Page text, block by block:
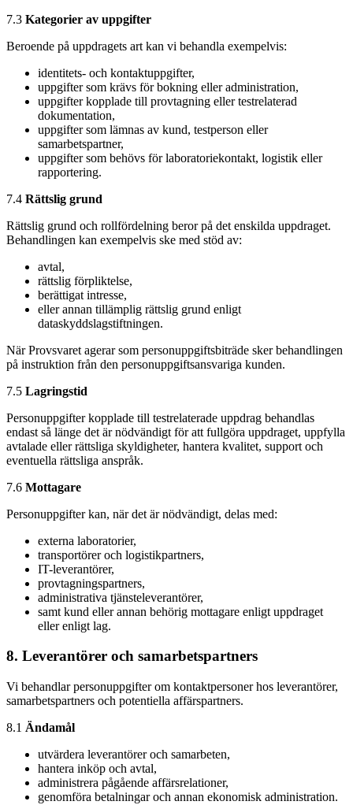
7.3 Kategorier av uppgifter
Beroende på uppdragets art kan vi behandla exempelvis:
identitets- och kontaktuppgifter,
uppgifter som krävs för bokning eller administration,
uppgifter kopplade till provtagning eller testrelaterad
dokumentation,
uppgifter som lämnas av kund, testperson eller
samarbetspartner,
uppgifter som behövs för laboratoriekontakt, logistik eller
rapportering.
7.4 Rättslig grund
Rättslig grund och rollfördelning beror på det enskilda uppdraget.
Behandlingen kan exempelvis ske med stöd av:
avtal,
rättslig förpliktelse,
berättigat intresse,
eller annan tillämplig rättslig grund enligt
dataskyddslagstiftningen.
När Provsvaret agerar som personuppgiftsbiträde sker behandlingen
på instruktion från den personuppgiftsansvariga kunden.
7.5 Lagringstid
Personuppgifter kopplade till testrelaterade uppdrag behandlas
endast så länge det är nödvändigt för att fullgöra uppdraget, uppfylla
avtalade eller rättsliga skyldigheter, hantera kvalitet, support och
eventuella rättsliga anspråk.
7.6 Mottagare
Personuppgifter kan, när det är nödvändigt, delas med:
externa laboratorier,
transportörer och logistikpartners,
IT-leverantörer,
provtagningspartners,
administrativa tjänsteleverantörer,
samt kund eller annan behörig mottagare enligt uppdraget
eller enligt lag.
8. Leverantörer och samarbetspartners
Vi behandlar personuppgifter om kontaktpersoner hos leverantörer,
samarbetspartners och potentiella affärspartners.
8.1 Ändamål
utvärdera leverantörer och samarbeten,
hantera inköp och avtal,
administrera pågående affärsrelationer,
genomföra betalningar och annan ekonomisk administration.